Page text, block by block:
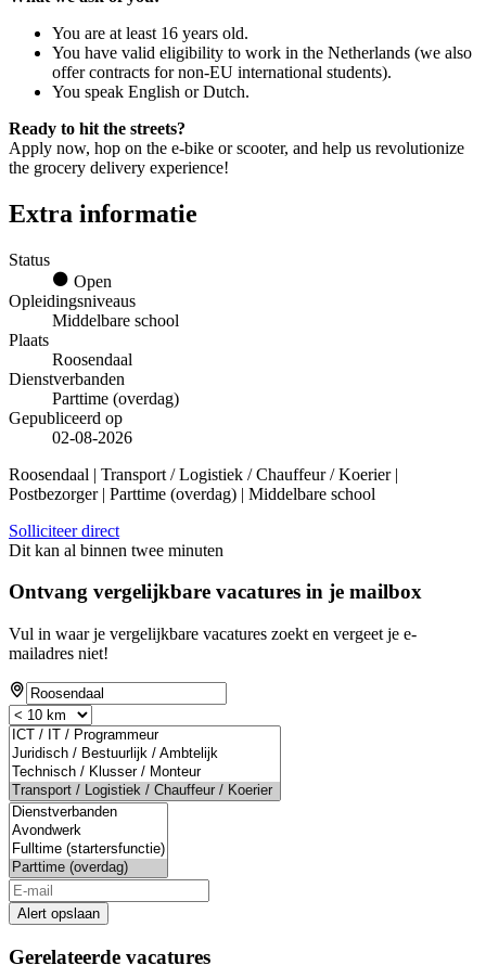
You are at least 16 years old.
You have valid eligibility to work in the Netherlands (we also
offer contracts for non-EU international students).
You speak English or Dutch.
Ready to hit the streets?
Apply now, hop on the e-bike or scooter, and help us revolutionize
the grocery delivery experience!
Extra informatie
Status
Open
Opleidingsniveaus
Middelbare school
Plaats
Roosendaal
Dienstverbanden
Parttime (overdag)
Gepubliceerd op
02-08-2026
Roosendaal | Transport / Logistiek / Chauffeur / Koerier |
Postbezorger | Parttime (overdag) | Middelbare school
Solliciteer direct
Dit kan al binnen twee minuten
Ontvang vergelijkbare vacatures in je mailbox
Vul in waar je vergelijkbare vacatures zoekt en vergeet je e-
mailadres niet!
Alert opslaan
Gerelateerde vacatures